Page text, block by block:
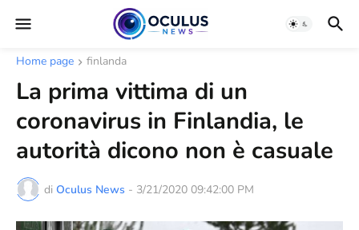
Home page finlanda
La prima vittima di un
coronavirus in Finlandia, le
autorità dicono non è casuale
di Oculus News - 3/21/2020 09:42:00 PM